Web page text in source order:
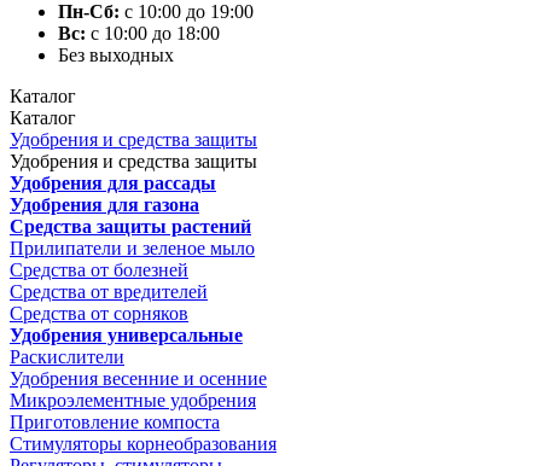
Пн-Сб: с 10:00 до 19:00
Вс: с 10:00 до 18:00
Без выходных
Каталог
Каталог
Удобрения и средства защиты
Удобрения и средства защиты
Удобрения для рассады
Удобрения для газона
Средства защиты растений
Прилипатели и зеленое мыло
Средства от болезней
Средства от вредителей
Средства от сорняков
Удобрения универсальные
Раскислители
Удобрения весенние и осенние
Микроэлементные удобрения
Приготовление компоста
Стимуляторы корнеобразования